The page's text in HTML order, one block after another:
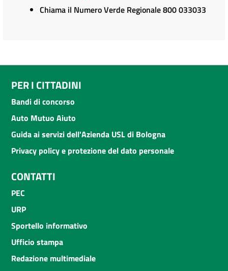
Chiama il Numero Verde Regionale 800 033033
PER I CITTADINI
Bandi di concorso
Auto Mutuo Aiuto
Guida ai servizi dell'Azienda USL di Bologna
Privacy policy e protezione del dato personale
CONTATTI
PEC
URP
Sportello informativo
Ufficio stampa
Redazione multimediale